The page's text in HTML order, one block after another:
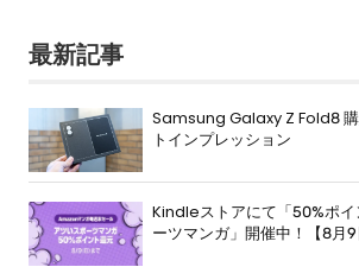
最新記事
Samsung Galaxy Z Fold8
トインプレッション
Kindleストアにて「50%ポ
ーツマンガ」開催中！【8月9